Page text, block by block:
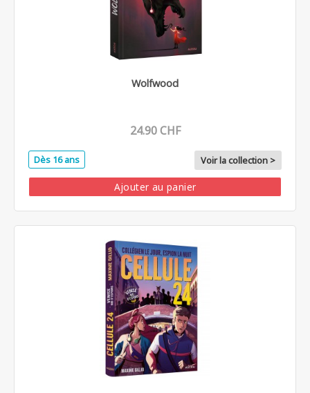
Wolfwood
24.90 CHF
Dès 16 ans Voir la collection >
Ajouter au panier